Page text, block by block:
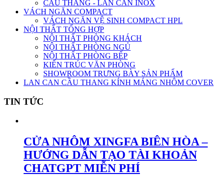
CẦU THANG - LAN CAN INOX
VÁCH NGĂN COMPACT
VÁCH NGĂN VỆ SINH COMPACT HPL
NỘI THẤT TỔNG HỢP
NỘI THẤT PHÒNG KHÁCH
NỘI THẤT PHÒNG NGỦ
NỘI THẤT PHÒNG BẾP
KIẾN TRÚC VĂN PHÒNG
SHOWROOM TRƯNG BÀY SẢN PHẨM
LAN CAN CẦU THANG KÍNH MÁNG NHÔM COVER
TIN TỨC
CỬA NHÔM XINGFA BIÊN HÒA –
HƯỚNG DẪN TẠO TÀI KHOẢN
CHATGPT MIỄN PHÍ